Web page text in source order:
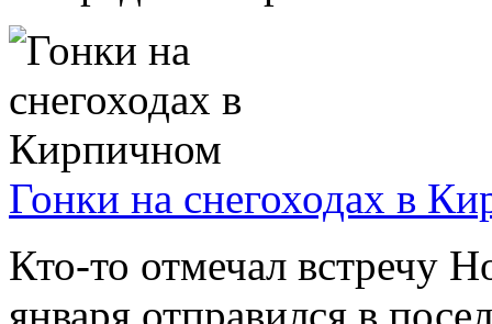
Гонки на снегоходах в
Кто-то отмечал встречу